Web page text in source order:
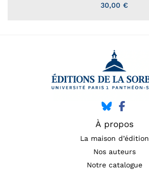
30,00 €
À propos
La maison d’édition
Nos auteurs
Notre catalogue